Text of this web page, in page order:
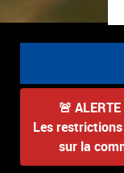
🚨
Les
sur la